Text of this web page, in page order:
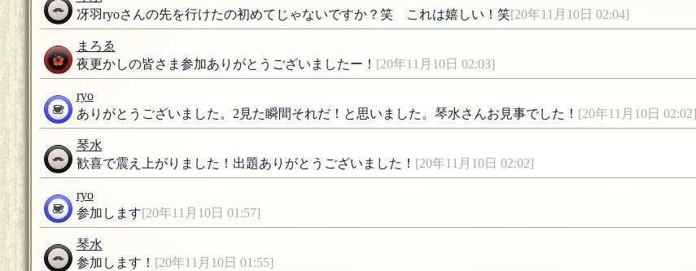
冴羽ryoさんの先を行けたの初めてじゃないですか？笑 これは嬉しい！笑[20年11月10日 02:04]
まろゑ
夜更かしの皆さま参加ありがとうございましたー！ [20年11月10日 02:03]
ryo
ありがとうございました。2見た瞬間それだ！と思いました。琴水さんお見事でした！ [20年11月10日 02:02]
琴水
歓喜で震え上がりました！出題ありがとうございました！ [20年11月10日 02:02]
ryo
参加します[20年11月10日 01:57]
琴水
参加します！ [20年11月10日 01:55]